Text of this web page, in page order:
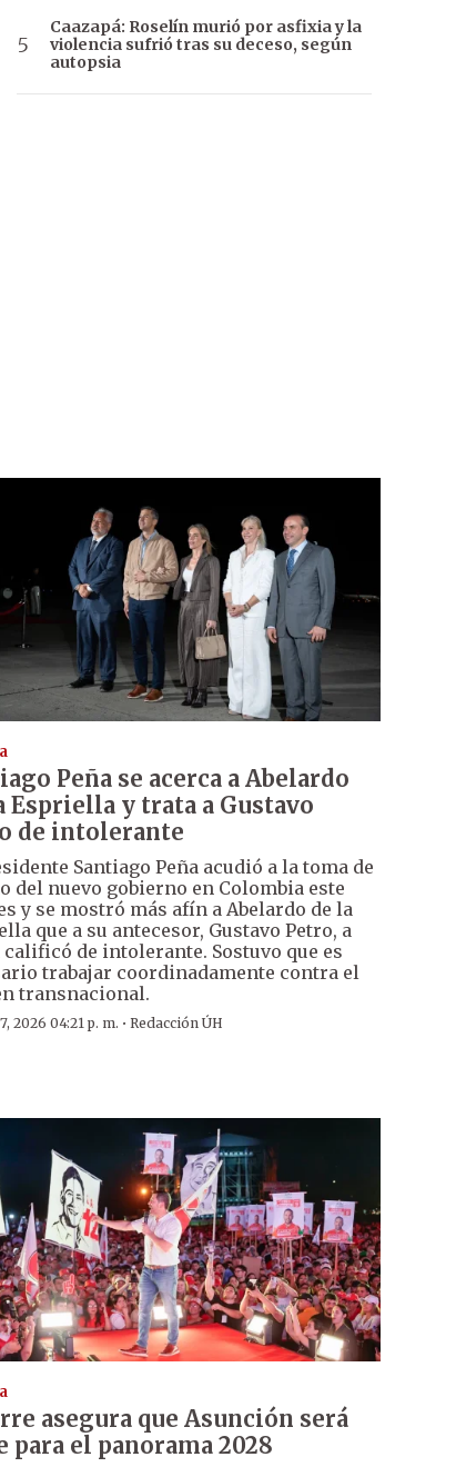
Caazapá: Roselín murió por asfixia y la
violencia sufrió tras su deceso, según
autopsia
Peña se acerca a Abelardo
Espriella y trata a Gustavo
de intolerante
Santiago Peña acudió a la toma de
del nuevo gobierno en Colombia este
y se mostró más afín a Abelardo de la
que a su antecesor, Gustavo Petro, a
de intolerante. Sostuvo que es
trabajar coordinadamente contra el
transnacional.
2026 04:21 p. m. · Redacción ÚH
asegura que Asunción será
para el panorama 2028